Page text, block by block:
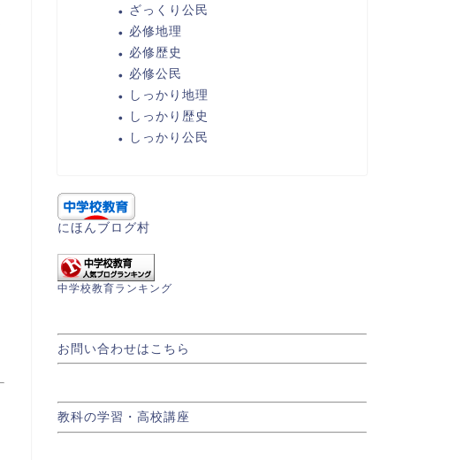
ざっくり公民
必修地理
必修歴史
必修公民
しっかり地理
しっかり歴史
しっかり公民
にほんブログ村
中学校教育ランキング
お問い合わせはこちら
教科の学習・高校講座